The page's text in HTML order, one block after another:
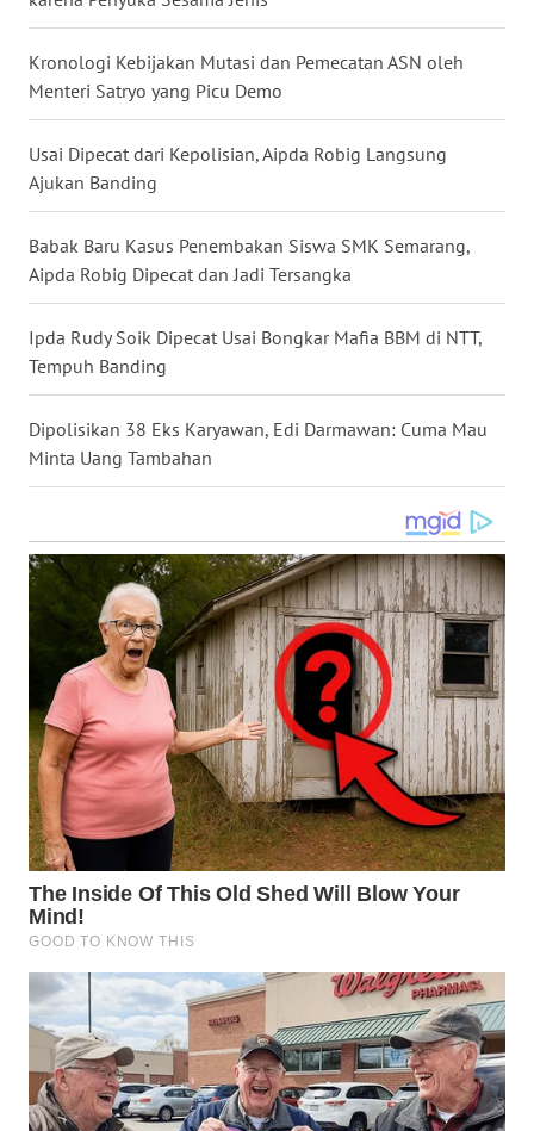
Kronologi Kebijakan Mutasi dan Pemecatan ASN oleh
Menteri Satryo yang Picu Demo
Usai Dipecat dari Kepolisian, Aipda Robig Langsung
Ajukan Banding
Babak Baru Kasus Penembakan Siswa SMK Semarang,
Aipda Robig Dipecat dan Jadi Tersangka
Ipda Rudy Soik Dipecat Usai Bongkar Mafia BBM di NTT,
Tempuh Banding
Dipolisikan 38 Eks Karyawan, Edi Darmawan: Cuma Mau
Minta Uang Tambahan
WN
NUSANTARA
WN
JOGJA
WN
WN
WN
WN
KALTARA
WN
KALSEL
WN
KALTIM
WN
SULSEL
WN
GORONTALO
SULUT
WN
MALUKU